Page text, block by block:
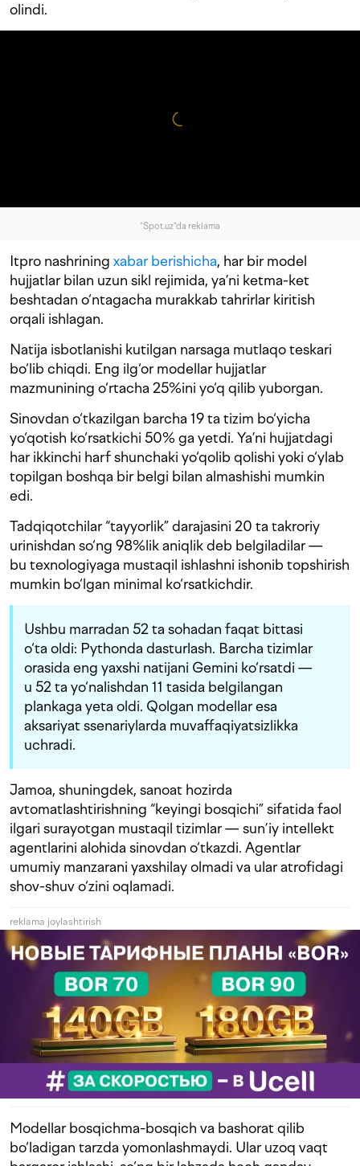
olindi.
"Spot.uz"da reklama
Itpro nashrining xabar berishicha, har bir model
hujjatlar bilan uzun sikl rejimida, ya’ni ketma-ket
beshtadan o‘ntagacha murakkab tahrirlar kiritish
orqali ishlagan.
Natija isbotlanishi kutilgan narsaga mutlaqo teskari
bo‘lib chiqdi. Eng ilg‘or modellar hujjatlar
mazmunining o‘rtacha 25%ini yo‘q qilib yuborgan.
Sinovdan o‘tkazilgan barcha 19 ta tizim bo‘yicha
yo‘qotish ko‘rsatkichi 50% ga yetdi. Ya’ni hujjatdagi
har ikkinchi harf shunchaki yo‘qolib qolishi yoki o‘ylab
topilgan boshqa bir belgi bilan almashishi mumkin
edi.
Tadqiqotchilar “tayyorlik” darajasini 20 ta takroriy
urinishdan so‘ng 98%lik aniqlik deb belgiladilar —
bu texnologiyaga mustaqil ishlashni ishonib topshirish
mumkin bo‘lgan minimal ko‘rsatkichdir.
Ushbu marradan 52 ta sohadan faqat bittasi
o‘ta oldi: Pythonda dasturlash. Barcha tizimlar
orasida eng yaxshi natijani Gemini ko‘rsatdi —
u 52 ta yo‘nalishdan 11 tasida belgilangan
plankaga yeta oldi. Qolgan modellar esa
aksariyat ssenariylarda muvaffaqiyatsizlikka
uchradi.
Jamoa, shuningdek, sanoat hozirda
avtomatlashtirishning “keyingi bosqichi” sifatida faol
ilgari surayotgan mustaqil tizimlar — sun’iy intellekt
agentlarini alohida sinovdan o‘tkazdi. Agentlar
umumiy manzarani yaxshilay olmadi va ular atrofidagi
shov-shuv o‘zini oqlamadi.
reklama joylashtirish
Modellar bosqichma-bosqich va bashorat qilib
bo‘ladigan tarzda yomonlashmaydi. Ular uzoq vaqt